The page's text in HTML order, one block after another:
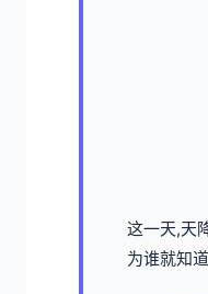
这一天,天
为谁就知